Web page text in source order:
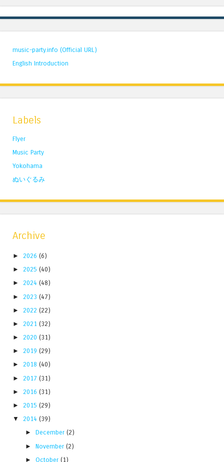
music-party.info (Official URL)
English Introduction
Labels
Flyer
Music Party
Yokohama
ぬいぐるみ
Archive
► 2026 (6)
► 2025 (40)
► 2024 (48)
► 2023 (47)
► 2022 (22)
► 2021 (32)
► 2020 (31)
► 2019 (29)
► 2018 (40)
► 2017 (31)
► 2016 (31)
► 2015 (29)
▼ 2014 (39)
►December (2)
►November (2)
►October (1)